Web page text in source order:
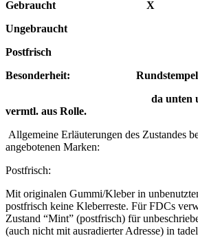
Gebraucht X
Ungebraucht
Postfrisch
Besonderheit: Rundstempel
da unten u. oben
vermtl. aus Rolle.
Allgemeine Erläuterungen des Zustandes
angebotenen Marken:
Postfrisch:
Mit originalen Gummi/Kleber in
postfrisch keine Kleberreste. Für FDCs
Zustand “Mint” (postfrisch) für
(auch nicht mit ausradierter Adresse) in